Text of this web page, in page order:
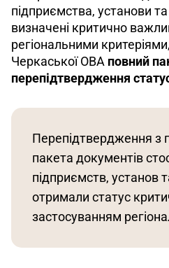
підприємства, установи та
визначені критично
регіональними
Черкаської ОВА повний
перепідтвердження
Перепідтвердження з
пакета документів
підприємств, установ
отримали статус
застосуванням